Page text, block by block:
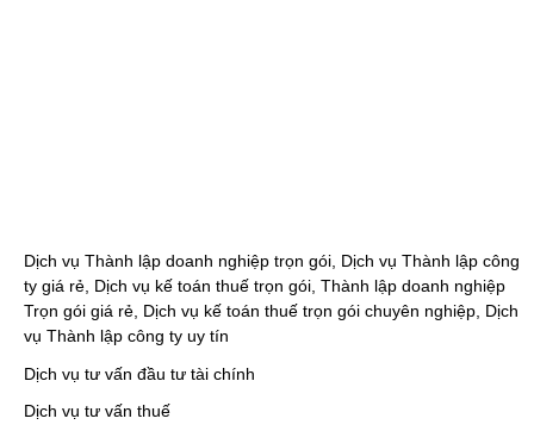
Dịch vụ Thành lập doanh nghiệp trọn gói, Dịch vụ Thành lập công
ty giá rẻ, Dịch vụ kế toán thuế trọn gói, Thành lập doanh nghiệp
Trọn gói giá rẻ, Dịch vụ kế toán thuế trọn gói chuyên nghiệp, Dịch
vụ Thành lập công ty uy tín
Dịch vụ tư vấn đầu tư tài chính
Dịch vụ tư vấn thuế